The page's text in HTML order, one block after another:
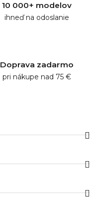
10 000+ modelov
ihneď na odoslanie
Doprava zadarmo
pri nákupe nad 75 €